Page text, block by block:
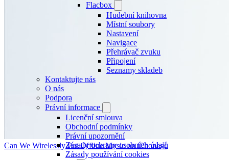
Flacbox
Hudební knihovna
Místní soubory
Nastavení
Navigace
Přehrávač zvuku
Připojení
Seznamy skladeb
Kontaktujte nás
O nás
Podpora
Právní informace
Licenční smlouva
Obchodní podmínky
Právní upozornění
Zásady ochrany osobních údajů
Zásady používání cookies
Can We Wirelessly Put Offline Music on iPhones?